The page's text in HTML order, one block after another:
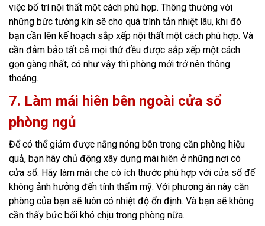
việc bố trí nội thất một cách phù hợp. Thông thường với
những bức tường kín sẽ cho quá trình tản nhiệt lâu, khi đó
bạn cần lên kế hoạch sắp xếp nội thất một cách phù hợp. Và
cần đảm bảo tất cả mọi thứ đều được sắp xếp một cách
gọn gàng nhất, có như vậy thì phòng mới trở nên thông
thoáng.
7. Làm mái hiên bên ngoài cửa sổ
phòng ngủ
Để có thể giảm được nắng nóng bên trong căn phòng hiệu
quả, bạn hãy chủ động xây dựng mái hiên ở những nơi có
cửa sổ. Hãy làm mái che có ích thước phù hợp với cửa sổ để
không ảnh hưởng đến tính thẩm mỹ. Với phương án này căn
phòng của bạn sẽ luôn có nhiệt độ ổn định. Và bạn sẽ không
cần thấy bức bối khó chịu trong phòng nữa.